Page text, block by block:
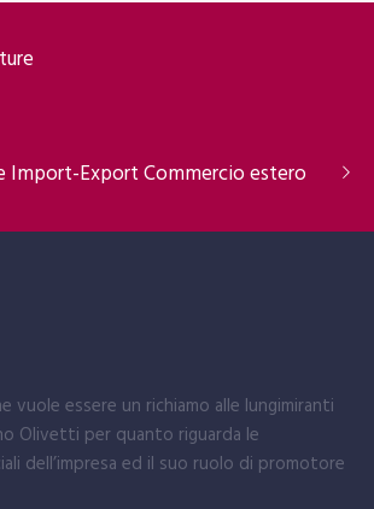
Import-Export Commercio estero
vuole essere un richiamo alle lungimiranti
Olivetti per quanto riguarda le
dell’impresa ed il suo ruolo di promotore